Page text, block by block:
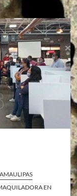
EN